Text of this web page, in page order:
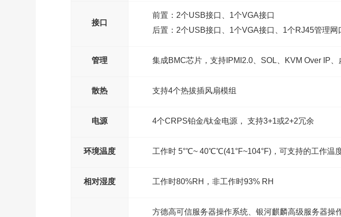
接口
前置：2个USB接口、1个VGA接口
后置：2个USB接口、1个VGA接口、1个RJ45管理网
管理 集成BMC芯片，支持IPMI2.0、SOL、KVM Over IP
散热 支持4个热拔插风扇模组
电源 4个CRPS铂金/钛金电源， 支持3+1或2+2冗余
环境温度 工作时 5°℃~ 40℃℃(41°F~104°F)，可支持的工作温
相对湿度 工作时80%RH，非工作时93% RH
方德高可信服务器操作系统、银河麒麟高级服务器操